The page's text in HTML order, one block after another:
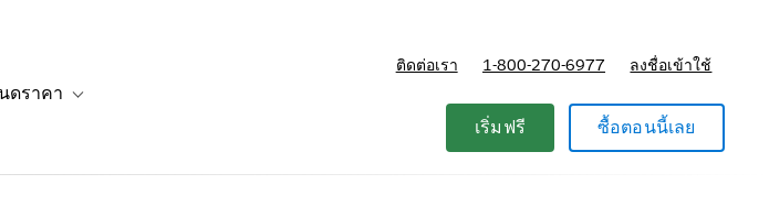
ดราคา
ติดต่อเรา 1-800-270-6977 ลงชื่อเข้าใช้
เริ่มฟรี ซื้อตอนนี้เลย